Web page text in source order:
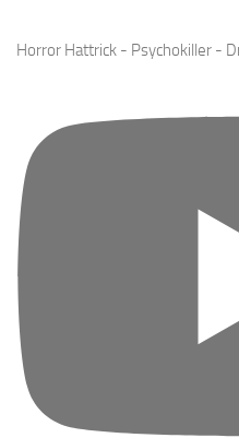
Horror Hattrick - Psychokiller -